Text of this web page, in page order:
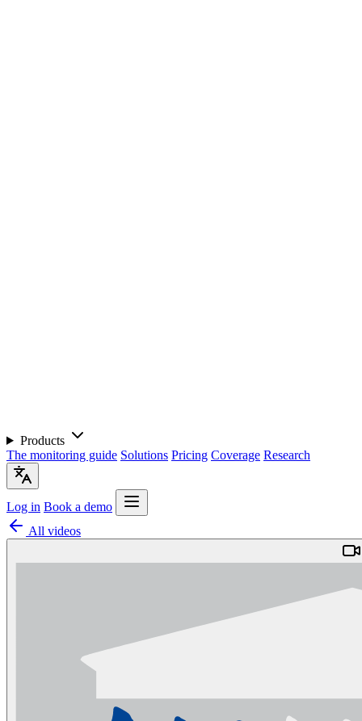
Products
The monitoring guide Solutions Pricing Coverage Research
Log in Book a demo
All videos